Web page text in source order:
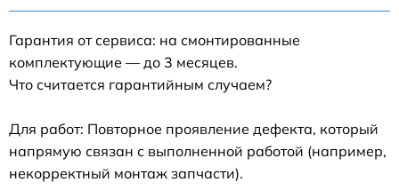
Гарантия от сервиса: на смонтированные
комплектующие — до 3 месяцев.
Что считается гарантийным случаем?
Для работ: Повторное проявление дефекта, который
напрямую связан с выполненной работой (например,
некорректный монтаж запчасти).